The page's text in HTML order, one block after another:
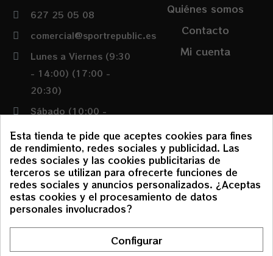
627 25 05 08
comercial@sportrepublic.es
Lunes a Viernes (9:30
- 14:00) (17:00 -
20:30)
Sábado (10:00 -
Quiénes somos
Contacto
Mi cuenta
Condiciones
Política de envíos y
devoluciones
Política de cookies
Esta tienda te pide que aceptes cookies para fines
de rendimiento, redes sociales y publicidad. Las
redes sociales y las cookies publicitarias de
terceros se utilizan para ofrecerte funciones de
redes sociales y anuncios personalizados. ¿Aceptas
estas cookies y el procesamiento de datos
personales involucrados?
Configurar